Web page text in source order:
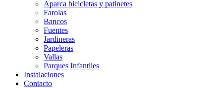
Aparca bicicletas y patinetes
Farolas
Bancos
Fuentes
Jardineras
Papeleras
Vallas
Parques Infantiles
Instalaciones
Contacto